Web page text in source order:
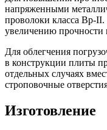
напряженными
проволоки класса Вр-II.
увеличению прочности
Для облегчения
в конструкции плиты
отдельных случаях
строповочные
Изготовление